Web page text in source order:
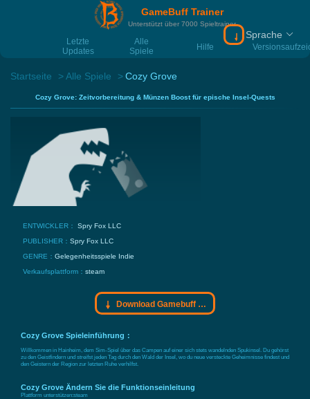
GameBuff Trainer
Unterstützt über 7000 Spieltrainer
Letzte
Updates
Alle
Spiele
Hilfe
Download
Sprache
Startseite Alle Spiele Cozy Grove
Cozy Grove: Zeitvorbereitung & Münzen Boost für epische Insel-Quests
ENTWICKLER： Spry Fox LLC
PUBLISHER： Spry Fox LLC
GENRE： Gelegenheitsspiele Indie
Verkaufsplattform： steam
Download Gamebuff Trainer
Cozy Grove Spieleinführung：
Willkommen in Hainheim, dem Sim-Spiel über das Campen auf einer sich stets wandelnden Spukinsel. Du gehörst
zu den Geistfindern und streifst jeden Tag durch den Wald der Insel, wo du neue versteckte Geheimnisse findest und
den Geistern der Region zur letzten Ruhe verhilfst.
Cozy Grove Ändern Sie die Funktionseinleitung
Plattform unterstützen:steam